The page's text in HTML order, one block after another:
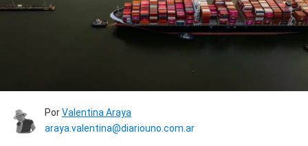
PorValentina Araya
araya.valentina@diariouno.com.ar